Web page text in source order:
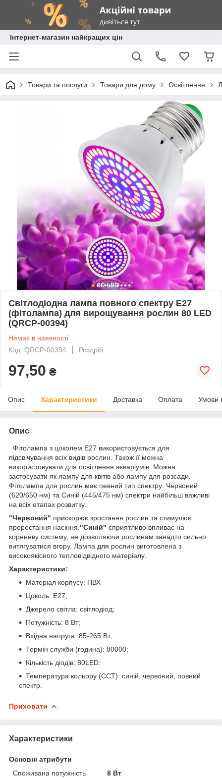
Інтернет-магазин найкращих цін
Товари та послуги Товари для дому Освітлення
Світлодіодна лампа повного спектру E27
(фітолампа) для вирощування рослин 80 LED
(QRCP-00394)
Немає в наявності
Код: QRCP-00394
Роздріб
97,50 ₴
Опис Характеристики Доставка Оплата Умови
Опис
Фітолампа з цоколем E27 використовується для
підсвічування всіх видів рослин. Також її можна
використовувати для освітлення акваріумів. Можна
застосувати як лампу для квітів або лампу для розсади.
Фітолампа для рослин має певний тип спектру: Червоний
(620/650 нм) та Синій (445/475 нм) спектри найбільш важливі
на всіх етапах розвитку.
"Червоний" прискорює зростання рослин та стимулює
проростання насіння. "Синій" сприятливо впливає на
кореневу систему, не дозволяючи рослинам занадто сильно
витягуватися вгору. Лампа для рослин виготовлена ​​з
високоякісного тепловідвідного матеріалу.
Характеристики:
Матеріал корпусу: ПВХ
Цоколь: Е27;
Джерело світла: світлодіод;
Потужність: 8 Вт;
Вхідна напруга: 85-265 Вт;
Термін служби (година): 80000;
Кількість діодів: 80LED:
Температура кольору (CCT): синій, червоний, повний
спектр.
Приховати
Характеристики
Основні атрибути
Споживана потужність
8 Вт